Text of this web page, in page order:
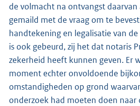
de volmacht na ontvangst daarvan
gemaild met de vraag om te
handtekening en legalisatie van
is ook gebeurd, zij het dat notaris
zekerheid heeft kunnen geven. Er
moment echter onvoldoende
omstandigheden op grond
onderzoek had moeten doen naar